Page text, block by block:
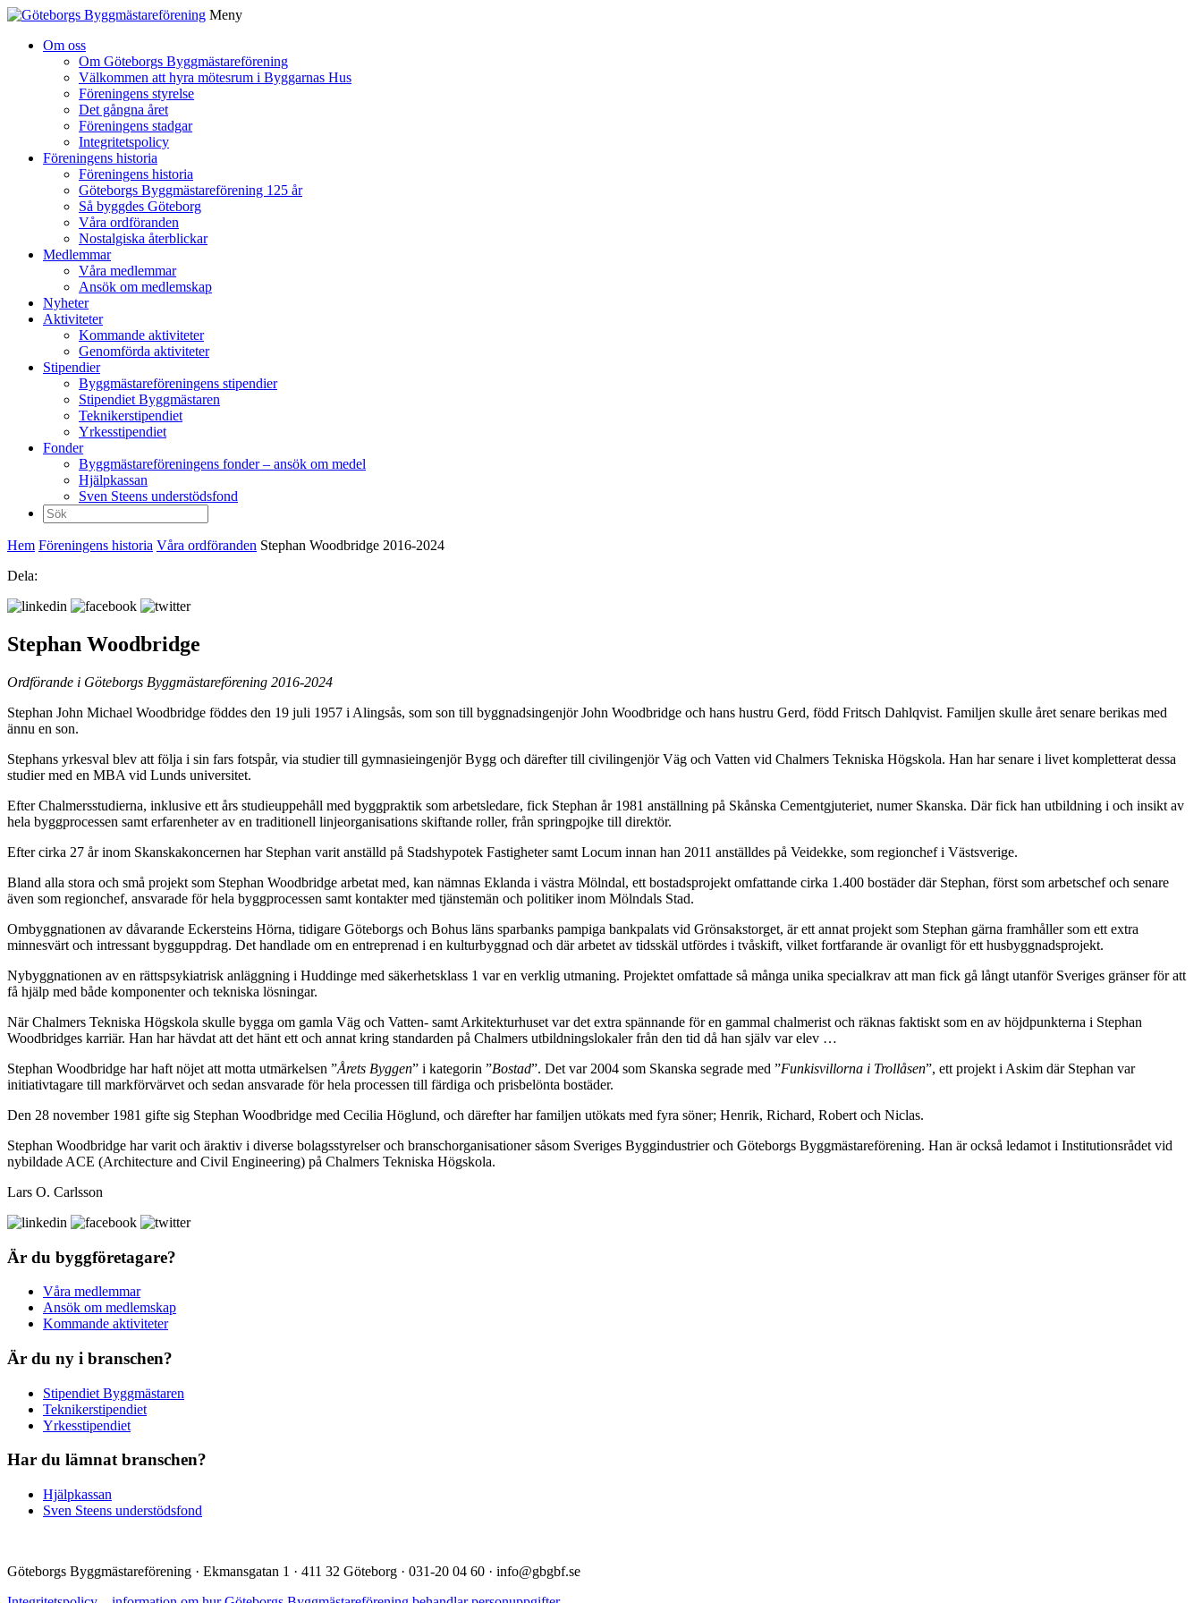
Meny
Om oss
Om Göteborgs Byggmästareförening
Välkommen att hyra mötesrum i Byggarnas Hus
Föreningens styrelse
Det gångna året
Föreningens stadgar
Integritetspolicy
Föreningens historia
Föreningens historia
Göteborgs Byggmästareförening 125 år
Så byggdes Göteborg
Våra ordföranden
Nostalgiska återblickar
Medlemmar
Våra medlemmar
Ansök om medlemskap
Nyheter
Aktiviteter
Kommande aktiviteter
Genomförda aktiviteter
Stipendier
Byggmästareföreningens stipendier
Stipendiet Byggmästaren
Teknikerstipendiet
Yrkesstipendiet
Fonder
Byggmästareföreningens fonder – ansök om medel
Hjälpkassan
Sven Steens understödsfond
Sök
efter:
Hem Föreningens historia Våra ordföranden Stephan Woodbridge 2016-2024
Dela:
Stephan Woodbridge
Ordförande i Göteborgs Byggmästareförening 2016-2024
Stephan John Michael Woodbridge föddes den 19 juli 1957 i Alingsås, som son till byggnadsingenjör John Woodbridge och hans hustru Gerd, född Fritsch Dahlqvist. Familjen skulle året senare berikas med
ännu en son.
Stephans yrkesval blev att följa i sin fars fotspår, via studier till gymnasieingenjör Bygg och därefter till civilingenjör Väg och Vatten vid Chalmers Tekniska Högskola. Han har senare i livet kompletterat dessa
studier med en MBA vid Lunds universitet.
Efter Chalmersstudierna, inklusive ett års studieuppehåll med byggpraktik som arbetsledare, fick Stephan år 1981 anställning på Skånska Cementgjuteriet, numer Skanska. Där fick han utbildning i och insikt av
hela byggprocessen samt erfarenheter av en traditionell linjeorganisations skiftande roller, från springpojke till direktör.
Efter cirka 27 år inom Skanskakoncernen har Stephan varit anställd på Stadshypotek Fastigheter samt Locum innan han 2011 anställdes på Veidekke, som regionchef i Västsverige.
Bland alla stora och små projekt som Stephan Woodbridge arbetat med, kan nämnas Eklanda i västra Mölndal, ett bostadsprojekt omfattande cirka 1.400 bostäder där Stephan, först som arbetschef och senare
även som regionchef, ansvarade för hela byggprocessen samt kontakter med tjänstemän och politiker inom Mölndals Stad.
Ombyggnationen av dåvarande Eckersteins Hörna, tidigare Göteborgs och Bohus läns sparbanks pampiga bankpalats vid Grönsakstorget, är ett annat projekt som Stephan gärna framhåller som ett extra
minnesvärt och intressant bygguppdrag. Det handlade om en entreprenad i en kulturbyggnad och där arbetet av tidsskäl utfördes i tvåskift, vilket fortfarande är ovanligt för ett husbyggnadsprojekt.
Nybyggnationen av en rättspsykiatrisk anläggning i Huddinge med säkerhetsklass 1 var en verklig utmaning. Projektet omfattade så många unika specialkrav att man fick gå långt utanför Sveriges gränser för att
få hjälp med både komponenter och tekniska lösningar.
När Chalmers Tekniska Högskola skulle bygga om gamla Väg och Vatten- samt Arkitekturhuset var det extra spännande för en gammal chalmerist och räknas faktiskt som en av höjdpunkterna i Stephan
Woodbridges karriär. Han har hävdat att det hänt ett och annat kring standarden på Chalmers utbildningslokaler från den tid då han själv var elev …
Stephan Woodbridge har haft nöjet att motta utmärkelsen ”Årets Byggen” i kategorin ”Bostad”. Det var 2004 som Skanska segrade med ”Funkisvillorna i Trollåsen”, ett projekt i Askim där Stephan var
initiativtagare till markförvärvet och sedan ansvarade för hela processen till färdiga och prisbelönta bostäder.
Den 28 november 1981 gifte sig Stephan Woodbridge med Cecilia Höglund, och därefter har familjen utökats med fyra söner; Henrik, Richard, Robert och Niclas.
Stephan Woodbridge har varit och äraktiv i diverse bolagsstyrelser och branschorganisationer såsom Sveriges Byggindustrier och Göteborgs Byggmästareförening. Han är också ledamot i Institutionsrådet vid
nybildade ACE (Architecture and Civil Engineering) på Chalmers Tekniska Högskola.
Lars O. Carlsson
Är du byggföretagare?
Våra medlemmar
Ansök om medlemskap
Kommande aktiviteter
Är du ny i branschen?
Stipendiet Byggmästaren
Teknikerstipendiet
Yrkesstipendiet
Har du lämnat branschen?
Hjälpkassan
Sven Steens understödsfond
Göteborgs Byggmästareförening · Ekmansgatan 1 · 411 32 Göteborg · 031-20 04 60 · info@gbgbf.se